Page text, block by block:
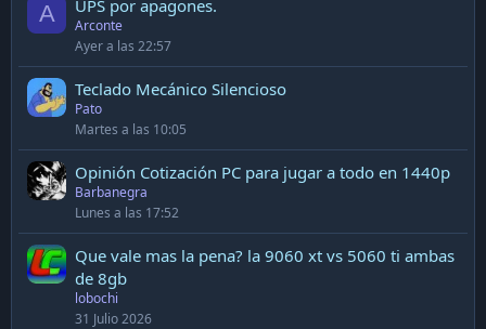
A UPS por apagones.
Arconte
Ayer a las 22:57
Teclado Mecánico Silencioso
Pato
Martes a las 10:05
Opinión Cotización PC para jugar a todo en 1440p
Barbanegra
Lunes a las 17:52
Que vale mas la pena? la 9060 xt vs 5060 ti ambas
de 8gb
lobochi
31 Julio 2026